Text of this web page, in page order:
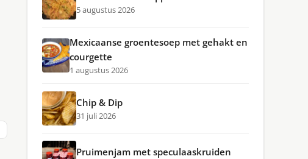
5 augustus 2026
Mexicaanse groentesoep met gehakt en
courgette
1 augustus 2026
Chip & Dip
31 juli 2026
Pruimenjam met speculaaskruiden